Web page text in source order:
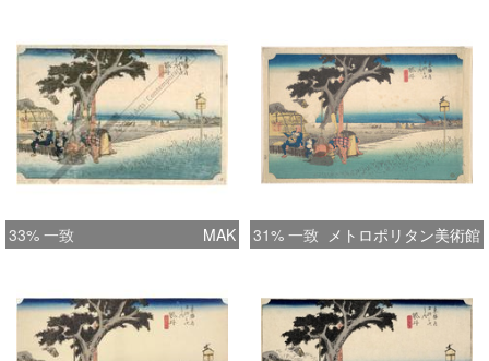
33% 一致 MAK 31% 一致 メトロポリタン美術館